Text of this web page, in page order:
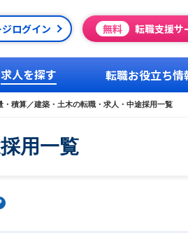
ログイン 無料 転職支援サ
求人を探す 転職お役立ち情
・積算／建築・土木の転職・求人・中途採用一覧
用一覧